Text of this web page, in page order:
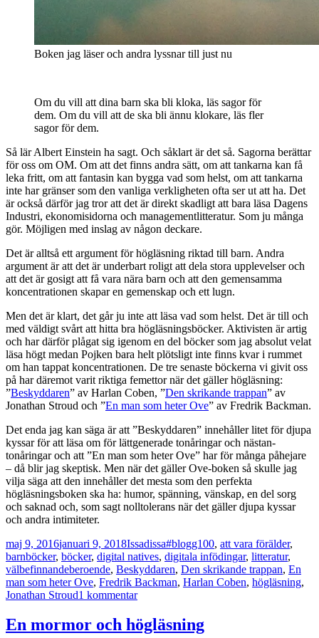
Boken jag läser och andra lyssnar till just nu
Om du vill att dina barn ska bli kloka, läs sagor för
dem. Om du vill att de ska bli ännu klokare, läs fler
sagor för dem.
Så lär Albert Einstein ha sagt. Och såklart är det så. Sagorna berättar
för oss om OM. Om att det finns andra sätt, om att tankarna kan få
leka fritt, om att fantasin kan bygga vad som helst, om att tankarna
inte har gränser som den vanliga verkligheten ofta ser ut att ha. Det
är också därför jag tror att det är direkt skadligt att bara läsa Dagens
Industri, ekonomisidorna och managementlitteratur. Som ju många
gör. Möjligen med inslag av någon deckare.
Det är alltså ett argument för högläsning riktad till barn. Andra
argument är att det är underbart roligt att dela stora upplevelser och
att det är gosigt att få vara nära barn och att den gemensamma
koncentrationen skapar en gemenskap och ett lugn.
Men det är klart, det går ju inte att läsa vad som helst. Det är till och
med väldigt svårt att hitta bra högläsningsböcker. Aktivisten är artig
och har därför plågat sig igenom en del böcker som jag absolut velat
läsa högt medan Pojken bara helt plötsligt inte finns kvar i rummet
om han tappat koncentrationen. De tre senaste böckerna vi givit oss
på har däremot varit riktiga femettor när det gäller högläsning:
”Beskyddaren” av Harlan Coben, ”Den skrikande trappan” av
Jonathan Stroud och ”En man som heter Ove” av Fredrik Backman.
Det enda jag kan säga är att ”Beskyddaren” innehåller litet för djupa
kyssar för att läsa om för lättgenerade tonåringar och nästan-
tonåringar och att ”En man som heter Ove” har för många påhejare
– då blir jag skeptisk. Men när det gäller Ove-boken så skulle jag
vilja säga att den innehåller det mesta som den perfekta
högläsningsboken ska ha: humor, spänning, vänskap, en del sorg
och saknad och, som sagt nolltolerans när det gäller djupa kyssar
och andra intimiteter.
Postat
maj 9, 2016januari 9, 2018Författare
IssadissaKategorier
#blogg100, att vara förälder,
barnböcker, böcker, digital natives, digitala infödingar, litteratur,
välbefinnandeTaggar
beroende, Beskyddaren, Den skrikande trappan, En
man som heter Ove, Fredrik Backman, Harlan Coben, högläsning,
Jonathan Stroud1 kommentartill
du
sliter
En mormor och högläsning